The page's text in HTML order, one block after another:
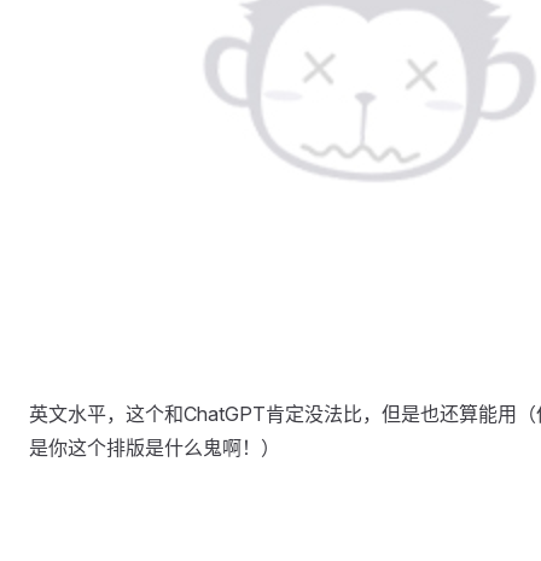
英文水平，这个和ChatGPT肯定没法比，但是也还算能用（
是你这个排版是什么鬼啊！）